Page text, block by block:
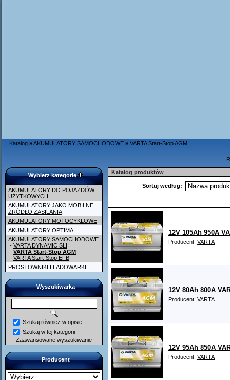
Katalog »AKUMULATORY SAMOCHODOWE » VARTA Start-Stop AGM
Wybierz kategorię
AKUMULATORY DO POJAZDÓW
UŻYTKOWYCH
AKUMULATORY JAKO MOBILNE
ŹRÓDŁO ZASILANIA
AKUMULATORY MOTOCYKLOWE
AKUMULATORY OPTIMA
AKUMULATORY SAMOCHODOWE
- VARTA DYNAMIC SLI
- VARTA Start-Stop AGM
- VARTA Start-Stop EFB
PROSTOWNIKI I ŁADOWARKI
Wyszukiwarka
Szukaj również w opisie
Szukaj w tej kategorii
Zaawansowane wyszukiwanie
Producent
Katalog produktów
Sortuj według:
12V 105Ah 950A
Producent: VARTA
12V 80Ah 800A
Producent: VARTA
12V 95Ah 850A
Producent: VARTA